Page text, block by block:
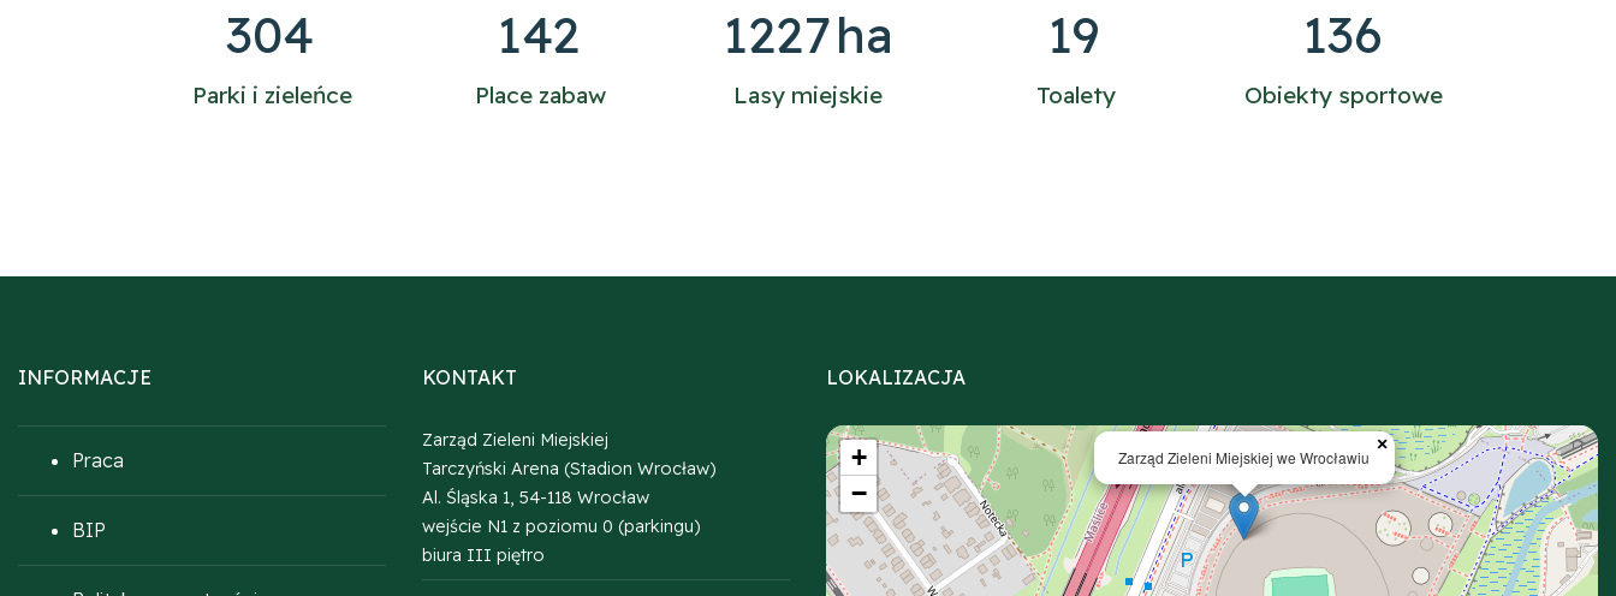
304
Parki i zieleńce
142
Place zabaw
1227ha
Lasy miejskie
19
Toalety
136
Obiekty sportowe
INFORMACJE
Praca
BIP
KONTAKT
Zarząd Zieleni Miejskiej
Tarczyński Arena (Stadion Wrocław)
Al. Śląska 1, 54-118 Wrocław
wejście N1 z poziomu 0 (parkingu)
biura III piętro
LOKALIZACJA
Zarząd Zieleni Miejskiej we Wrocławiu
×
+
−